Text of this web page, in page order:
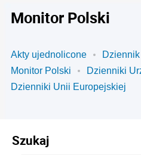
Monitor Polski
Akty ujednolicone
Monitor Polski
Dzienniki
Dzienniki Unii Europejskiej
Szukaj